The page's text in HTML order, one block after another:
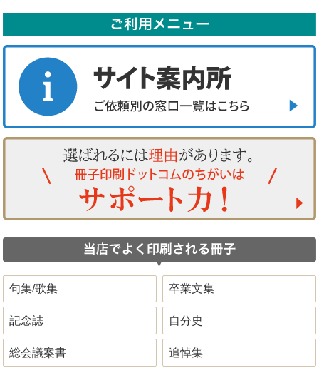
句集/歌集 卒業文集
記念誌 自分史
総会議案書 追悼集